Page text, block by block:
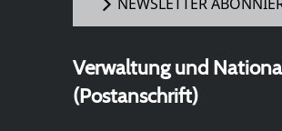
Verwaltung und
(Postanschrift)